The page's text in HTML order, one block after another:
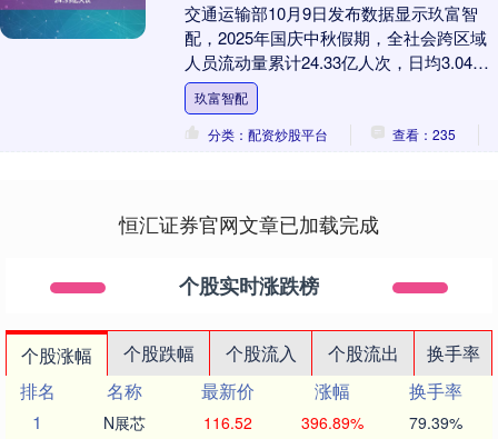
交通运输部10月9日发布数据显示玖富智
配，2025年国庆中秋假期，全社会跨区域
人员流动量累计24.33亿人次，日均3.04亿
人次，比2024年同期日均同比增长6....
玖富智配
分类：配资炒股平台
查看：235
恒汇证券官网文章已加载完成
个股实时涨跌榜
个股涨幅 个股跌幅 个股流入 个股流出
换手率
排名
名称 最新价 涨幅
换手率
1
N展芯 116.52 396.89% 79.39%